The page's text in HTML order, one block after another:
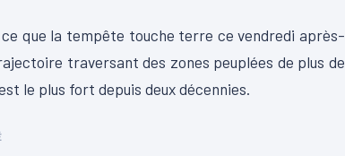
que la tempête touche terre ce vendredi après-
traversant des zones peuplées de plus de
le plus fort depuis deux décennies.